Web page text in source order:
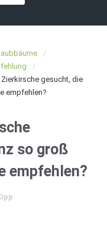
gesucht, die
empfehlen?
so groß
empfehlen?